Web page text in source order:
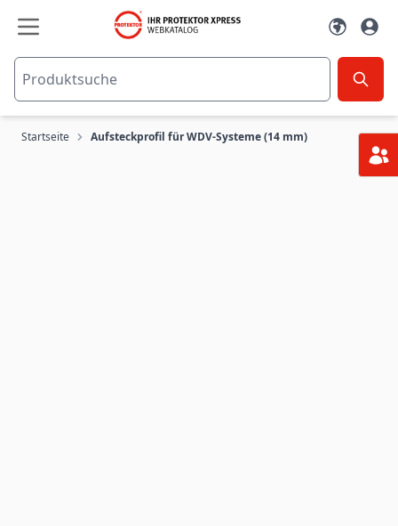
Zum Inhalt springen
Startseite Aufsteckprofil für WDV-Systeme (14 mm)